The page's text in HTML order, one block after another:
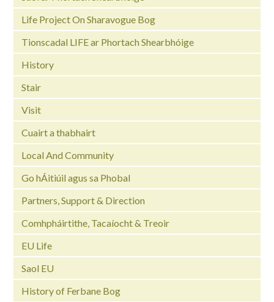
Life Project On Sharavogue Bog
Tionscadal LIFE ar Phortach Shearbhóige
History
Stair
Visit
Cuairt a thabhairt
Local And Community
Go hÁitiúil agus sa Phobal
Partners, Support & Direction
Comhpháirtithe, Tacaíocht & Treoir
EU Life
Saol EU
History of Ferbane Bog